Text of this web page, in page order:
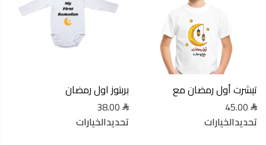
تيشرت أول رمضان مع
45.00
تحديدالخيارات
بربتوز اول رمضان
38.00
تحديدالخيارات